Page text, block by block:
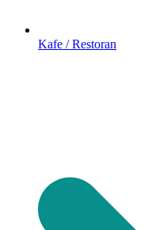
Kafe / Restoran